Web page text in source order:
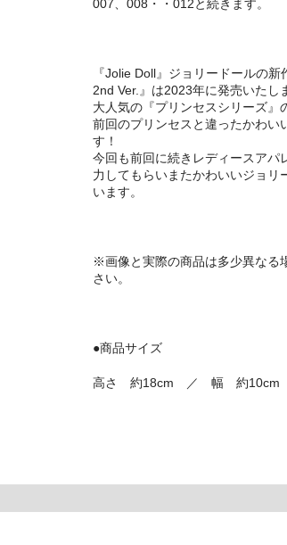
007、008・・012と続きます。
『Jolie Doll』ジョリードールの
2nd Ver.』は2023年に発売いたし
大人気の『プリンセスシリーズ』
前回のプリンセスと違ったかわい
す！
今回も前回に続きレディースアパ
力してもらいまたかわいいジョリ
います。
※画像と実際の商品は多少異なる
さい。
●商品サイズ
高さ 約18cm ／ 幅 約